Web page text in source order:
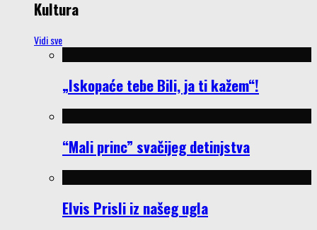
Kultura
Vidi sve
„Iskopaće tebe Bili, ja ti kažem“!
“Mali princ” svačijeg detinjstva
Elvis Prisli iz našeg ugla